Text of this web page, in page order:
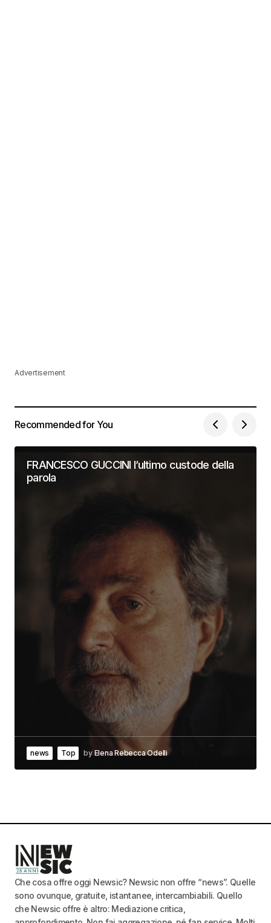
Advertisement
Recommended for You
FRANCESCO GUCCINI l’ultimo custode della
parola
news Top by Elena Rebecca Odelli
Che cosa offre oggi Newsic? Newsic non offre “news”. Quelle
sono ovunque, gratuite, istantanee, intercambiabili. Quello
che Newsic offre è altro: Mediazione critica,